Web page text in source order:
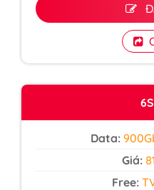
Data:
Giá:
Free: